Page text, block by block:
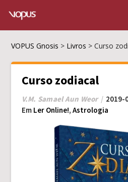
VOPUS Gnosis > Livros >Curso
Curso zodiacal
V.M. Samael Aun Weor
2019-
Em Ler Online!, Astrologia